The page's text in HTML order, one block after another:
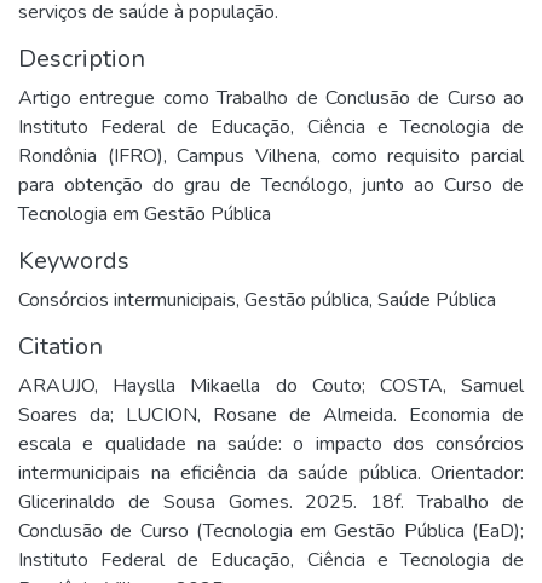
serviços de saúde à população.
Description
Artigo entregue como Trabalho de Conclusão de Curso ao
Instituto Federal de Educação, Ciência e Tecnologia de
Rondônia (IFRO), Campus Vilhena, como requisito parcial
para obtenção do grau de Tecnólogo, junto ao Curso de
Tecnologia em Gestão Pública
Keywords
Consórcios intermunicipais, Gestão pública, Saúde Pública
Citation
ARAUJO, Hayslla Mikaella do Couto; COSTA, Samuel
Soares da; LUCION, Rosane de Almeida. Economia de
escala e qualidade na saúde: o impacto dos consórcios
intermunicipais na eficiência da saúde pública. Orientador:
Glicerinaldo de Sousa Gomes. 2025. 18f. Trabalho de
Conclusão de Curso (Tecnologia em Gestão Pública (EaD);
Instituto Federal de Educação, Ciência e Tecnologia de